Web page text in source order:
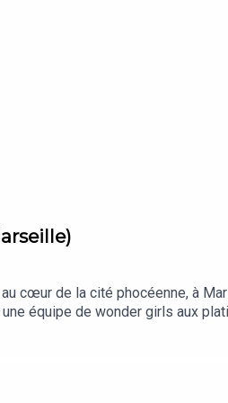
cœur de la cité phocéenne, à
équipe de wonder girls aux
par Yes We Camp, Plateau
le Vieux-Port. Vous en
lieux est un podcast produit par